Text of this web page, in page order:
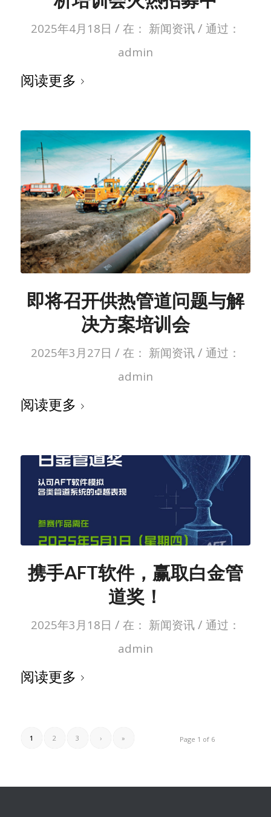
2025年4月18日 / 在： 新闻资讯 / 通过：
admin
阅读更多
即将召开供热管道问题与解
决方案培训会
2025年3月27日 / 在： 新闻资讯 / 通过：
admin
阅读更多
携手AFT软件，赢取白金管
道奖！
2025年3月18日 / 在： 新闻资讯 / 通过：
admin
阅读更多
Page 1 of 6
1 2 3 › »